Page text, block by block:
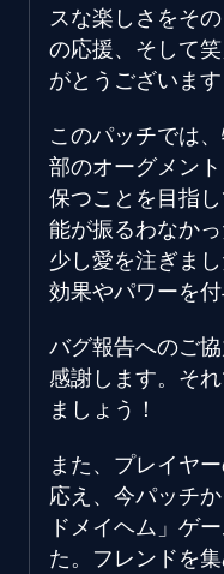
スな楽しさをそ
の応援、そして
がとうございます
このパッチでは
部のオーグメン
保つことを目指
能が振るわなか
少し愛を注ぎま
効果やパワーを付
バグ報告へのご
感謝します。そ
ましょう！
また、プレイヤ
応え、今パッチ
ドメイヘム」ゲ
た。フレンドを